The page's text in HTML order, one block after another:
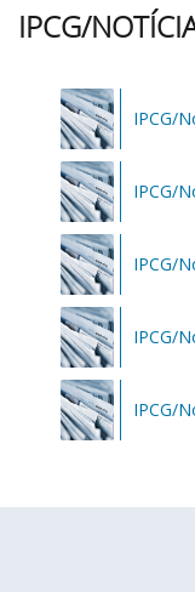
IPCG/
IPCG/
IPCG/
IPCG/
IPCG/
IPCG/